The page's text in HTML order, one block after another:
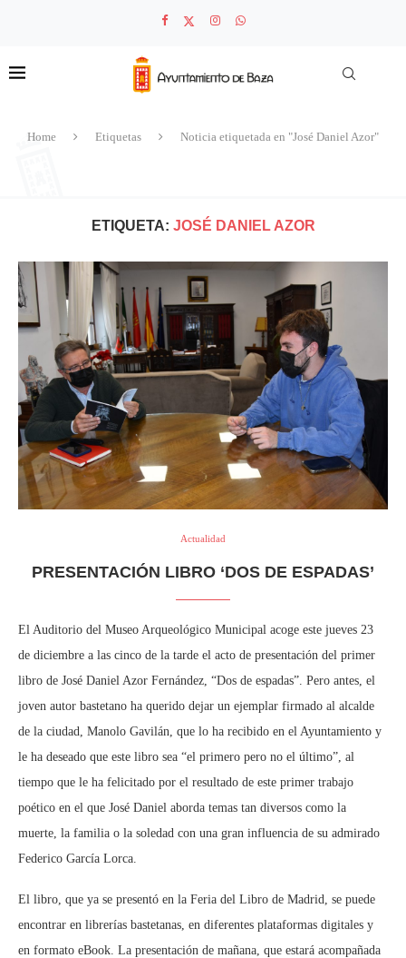
Home Etiquetas Noticia etiquetada en "José Daniel Azor"
ETIQUETA: JOSÉ DANIEL AZOR
Actualidad
PRESENTACIÓN LIBRO ‘DOS DE ESPADAS’
El Auditorio del Museo Arqueológico Municipal acoge este jueves 23
de diciembre a las cinco de la tarde el acto de presentación del primer
libro de José Daniel Azor Fernández, “Dos de espadas”. Pero antes, el
joven autor bastetano ha querido dejar un ejemplar firmado al alcalde
de la ciudad, Manolo Gavilán, que lo ha recibido en el Ayuntamiento y
le ha deseado que este libro sea “el primero pero no el último”, al
tiempo que le ha felicitado por el resultado de este primer trabajo
poético en el que José Daniel aborda temas tan diversos como la
muerte, la familia o la soledad con una gran influencia de su admirado
Federico García Lorca.
El libro, que ya se presentó en la Feria del Libro de Madrid, se puede
encontrar en librerías bastetanas, en diferentes plataformas digitales y
en formato eBook. La presentación de mañana, que estará acompañada